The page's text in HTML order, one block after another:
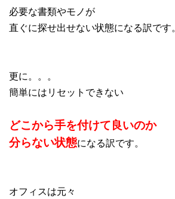
必要な書類やモノが
直ぐに探せ出せない状態になる訳です。
更に。。。
簡単にはリセットできない
どこから手を付けて良いのか
分らない状態になる訳です。
オフィスは元々